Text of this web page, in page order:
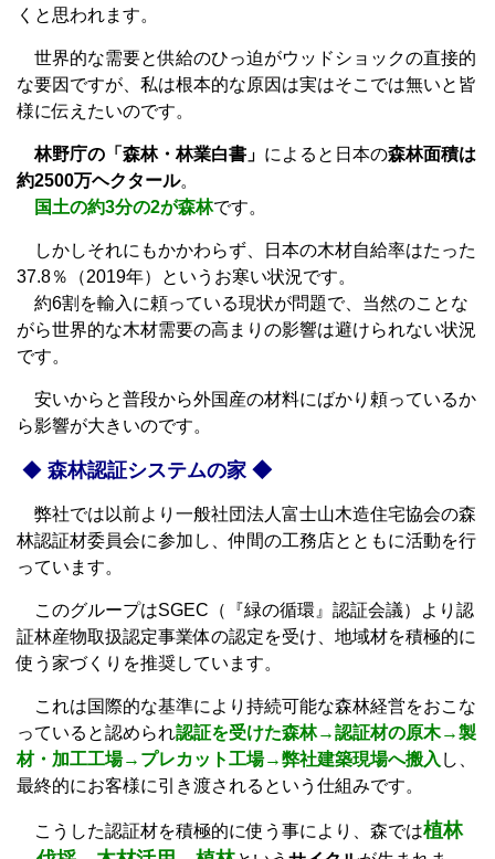
くと思われます。
世界的な需要と供給のひっ迫がウッドショックの直接的
な要因ですが、私は根本的な原因は実はそこでは無いと皆
様に伝えたいのです。
林野庁の「森林・林業白書」 によると日本の森林面積は
約2500万ヘクタール。
国土の約3分の2が森林です。
しかしそれにもかかわらず、日本の木材自給率はたった
37.8％（2019年）というお寒い状況です。
約6割を輸入に頼っている現状が問題で、当然のことな
がら世界的な木材需要の高まりの影響は避けられない状況
です。
安いからと普段から外国産の材料にばかり頼っているか
ら影響が大きいのです。
◆ 森林認証システムの家 ◆
弊社では以前より一般社団法人富士山木造住宅協会の森
林認証材委員会に参加し、仲間の工務店とともに活動を行
っています。
このグループはSGEC（『緑の循環』認証会議）より認
証林産物取扱認定事業体の認定を受け、地域材を積極的に
使う家づくりを推奨しています。
これは国際的な基準により持続可能な森林経営をおこな
っていると認められ認証を受けた森林→認証材の原木→製
材・加工工場→プレカット工場→弊社建築現場へ搬入 し、
最終的にお客様に引き渡されるという仕組みです。
こうした認証材を積極的に使う事により、森では植林